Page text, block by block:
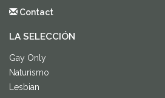
Contact
LA SELECCIÓN
Gay Only
Naturismo
Lesbian